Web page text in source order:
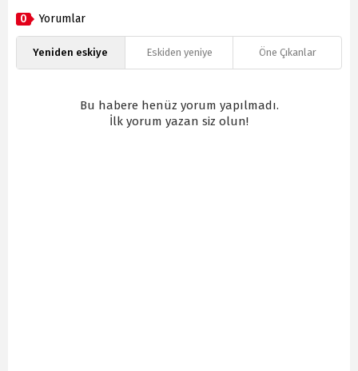
0 Yorumlar
Yeniden eskiye Eskiden yeniye Öne Çıkanlar
Bu habere henüz yorum yapılmadı.
İlk yorum yazan siz olun!